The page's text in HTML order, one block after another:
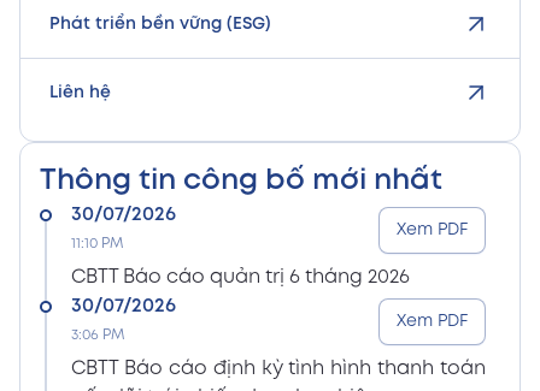
Phát triển bền vững (ESG)
Liên hệ
Thông tin công bố mới nhất
30/07/2026
11:10 PM
CBTT Báo cáo quản trị 6 tháng 2026
Xem PDF
30/07/2026
3:06 PM
CBTT Báo cáo định kỳ tình hình thanh toán
Xem PDF